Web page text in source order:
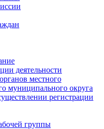
деятельности
местного
муниципального округа
регистрации
группы